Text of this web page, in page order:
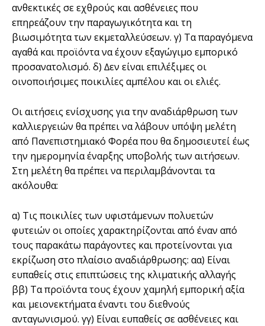
ανθεκτικές σε εχθρούς και ασθένειες που
επηρεάζουν την παραγωγικότητα και τη
βιωσιµότητα των εκµεταλλεύσεων. γ) Τα παραγόµενα
αγαθά και προϊόντα να έχουν εξαγώγιµο εµπορικό
προσανατολισµό. δ) ∆εν είναι επιλέξιµες οι
οινοποιήσιµες ποικιλίες αµπέλου και οι ελιές.
Οι αιτήσεις ενίσχυσης για την αναδιάρθρωση των
καλλιεργειών θα πρέπει να λάβουν υπόψη µελέτη
από Πανεπιστηµιακό Φορέα που θα δηµοσιευτεί έως
την ηµεροµηνία έναρξης υποβολής των αιτήσεων.
Στη µελέτη θα πρέπει να περιλαµβάνονται τα
ακόλουθα:
α) Τις ποικιλίες των υφιστάµενων πολυετών
φυτειών οι οποίες χαρακτηρίζονται από έναν από
τους παρακάτω παράγοντες και προτείνονται για
εκρίζωση στο πλαίσιο αναδιάρθρωσης: αα) Είναι
ευπαθείς στις επιπτώσεις της κλιµατικής αλλαγής
ββ) Τα προϊόντα τους έχουν χαµηλή εµπορική αξία
και µειονεκτήµατα έναντι του διεθνούς
ανταγωνισµού. γγ) Είναι ευπαθείς σε ασθένειες και